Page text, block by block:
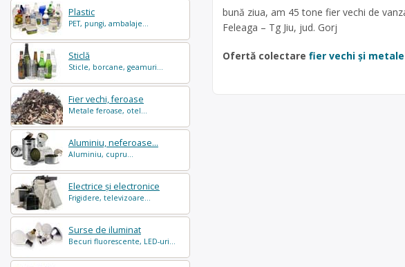
Plastic
PET, pungi, ambalaje...
Sticlă
Sticle, borcane, geamuri...
Fier vechi, feroase
Metale feroase, otel...
Aluminiu, neferoase...
Aluminiu, cupru...
Electrice și electronice
Frigidere, televizoare...
Surse de iluminat
Becuri fluorescente, LED-uri...
bună ziua, am 45 tone fier vechi de
Feleaga – Tg Jiu, jud. Gorj
Ofertă colectare fier vechi și